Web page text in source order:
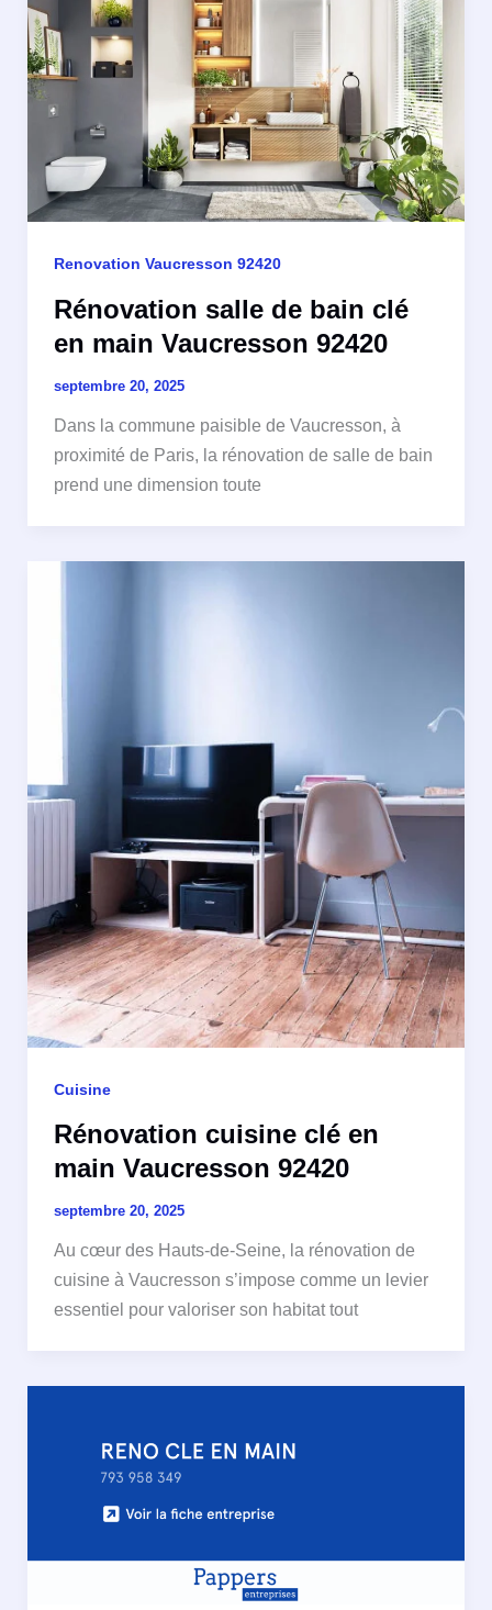
Renovation Vaucresson 92420
Rénovation salle de bain clé
en main Vaucresson 92420
septembre 20, 2025
Dans la commune paisible de Vaucresson, à
proximité de Paris, la rénovation de salle de bain
prend une dimension toute
Cuisine
Rénovation cuisine clé en
main Vaucresson 92420
septembre 20, 2025
Au cœur des Hauts-de-Seine, la rénovation de
cuisine à Vaucresson s’impose comme un levier
essentiel pour valoriser son habitat tout